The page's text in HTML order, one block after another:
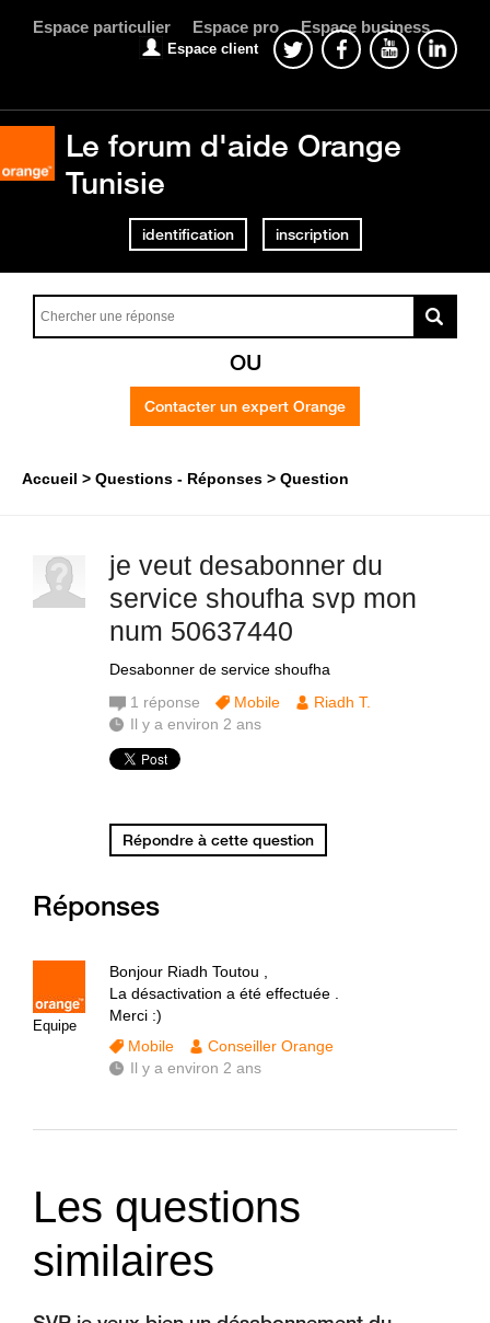
Espace particulier Espace pro Espace business
Espace client
Le forum d'aide Orange
Tunisie
identification inscription
OU
Contacter un expert Orange
Accueil Questions - Réponses Question
je veut desabonner du
service shoufha svp mon
num 50637440
Desabonner de service shoufha
1 réponse Mobile
Riadh T.
Il y a environ 2 ans
Répondre à cette question
Réponses
Equipe
Bonjour Riadh Toutou ,
La désactivation a été effectuée .
Merci :)
Mobile
Conseiller Orange
Il y a environ 2 ans
Les questions
similaires